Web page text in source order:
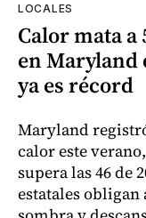
LOCALES
Calor mata a
en Maryland
ya es récord
Maryland
calor este
supera las 46 de
estatales obligan